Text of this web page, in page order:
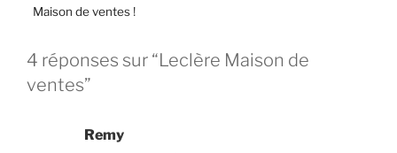
Maison de ventes!
4 réponses sur “Leclère Maison de
ventes”
Remy